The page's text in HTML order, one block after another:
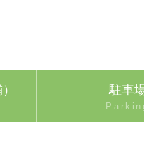
駐車